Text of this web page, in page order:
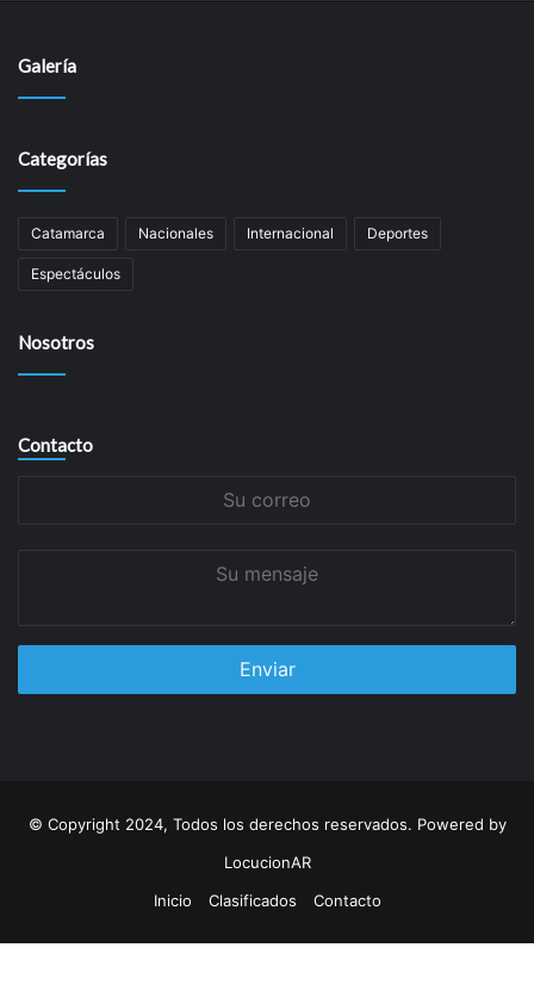
Galería
Categorías
Catamarca Nacionales Internacional Deportes
Espectáculos
Nosotros
Contacto
© Copyright 2024, Todos los derechos reservados. Powered by
LocucionAR
Inicio
Clasificados Contacto